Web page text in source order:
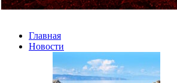
Главная
Новости